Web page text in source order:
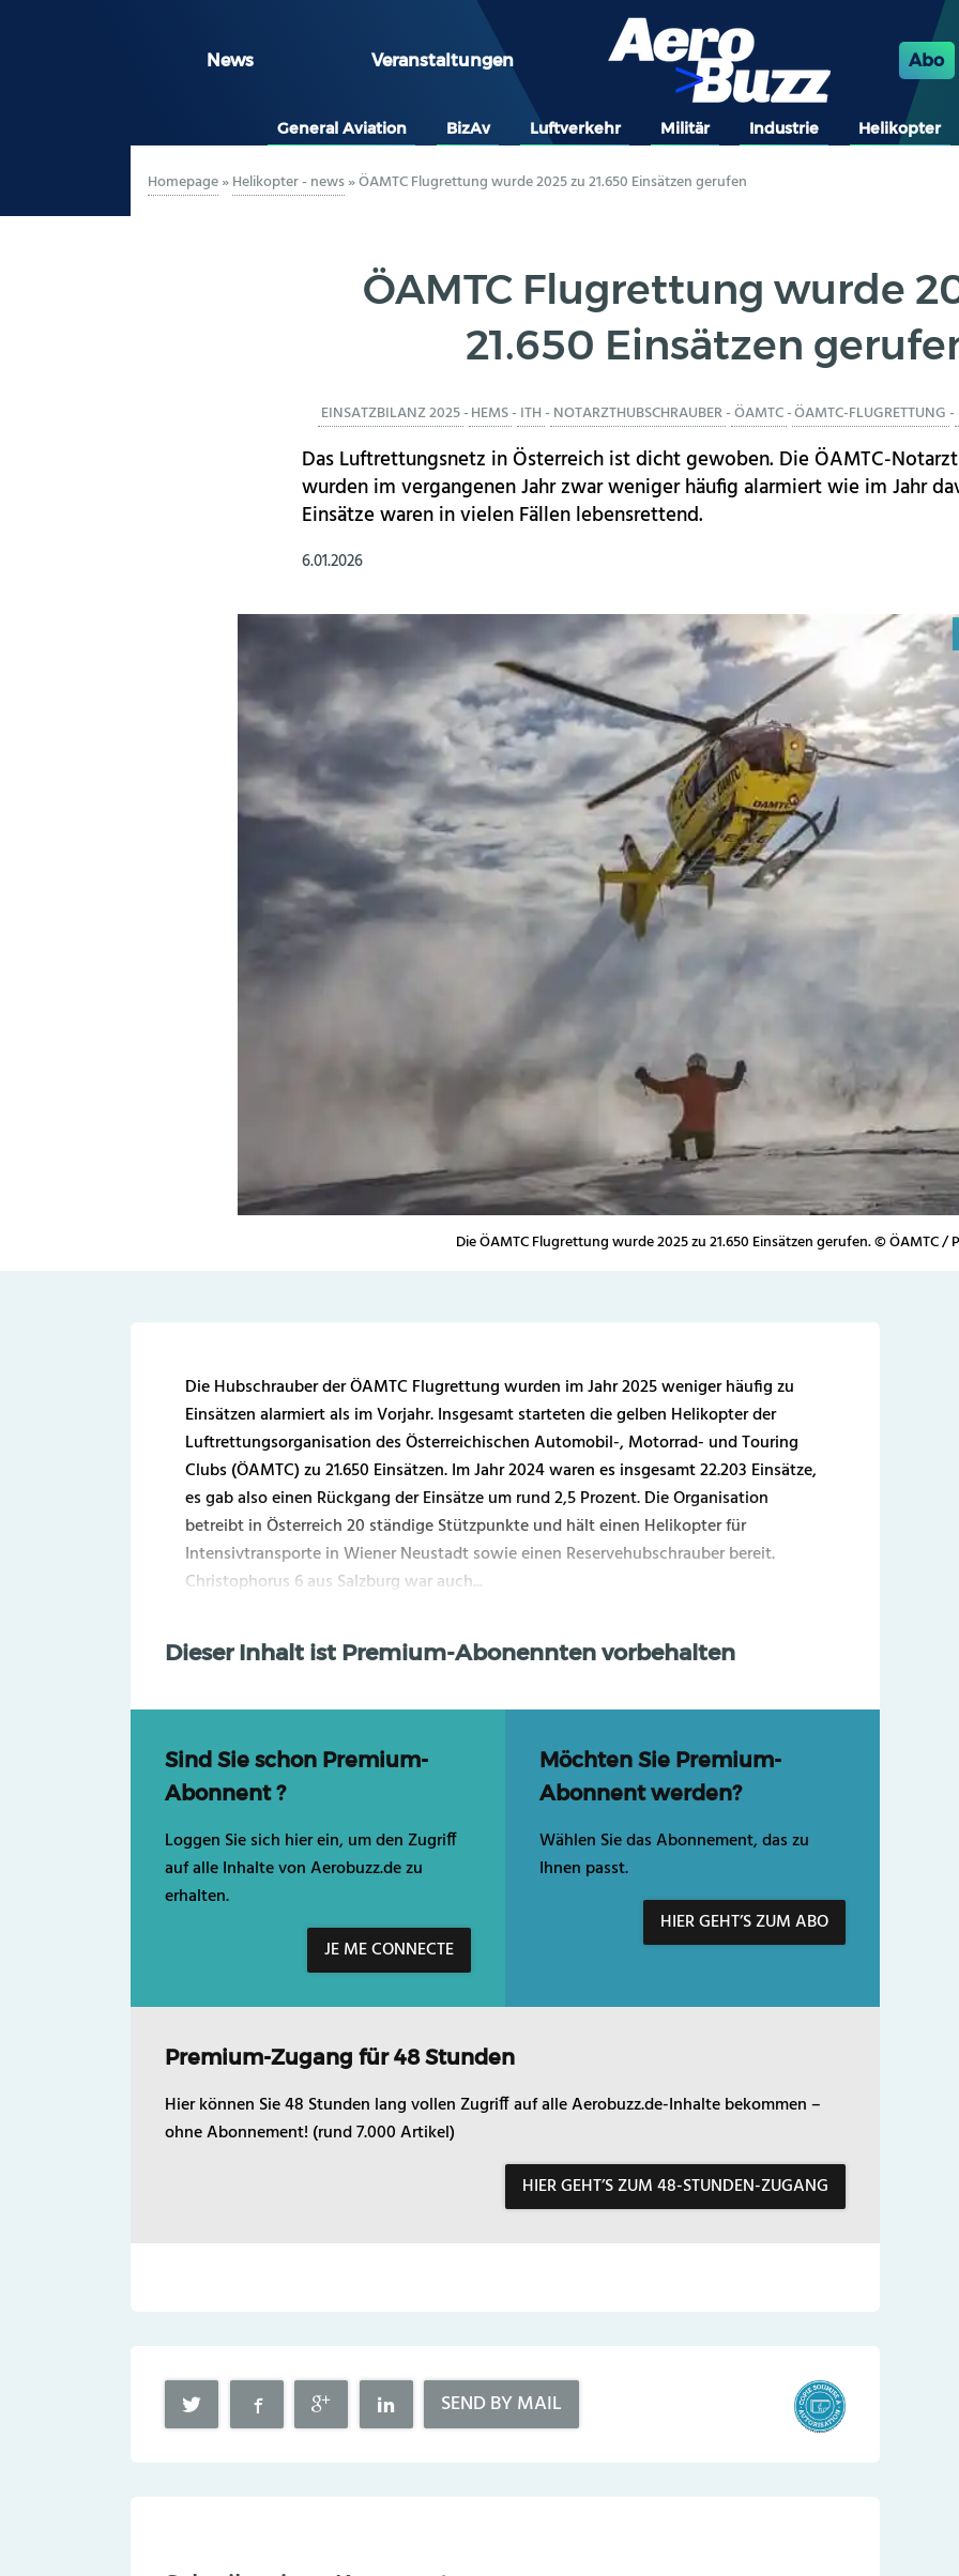
News Veranstaltungen Abo
General Aviation BizAv Luftverkehr Militär Industrie Helikopter
Homepage»Helikopter - news»ÖAMTC Flugrettung wurde 2025 zu 21.650 Einsätzen gerufen
ÖAMTC Flugrettung wurde
21.650 Einsätzen
EINSATZBILANZ 2025-HEMS- ITH- NOTARZTHUBSCHRAUBER-ÖAMTC-ÖAMTC-FLUGRETTUNG-
Das Luftrettungsnetz in Österreich ist dicht gewoben. Die ÖAMTC-
wurden im vergangenen Jahr zwar weniger häufig alarmiert wie im Jahr
Einsätze waren in vielen Fällen lebensrettend.
6.01.2026
Die ÖAMTC Flugrettung wurde 2025 zu 21.650 Einsätzen gerufen. © ÖAMTC /
Die Hubschrauber der ÖAMTC Flugrettung wurden im Jahr 2025 weniger häufig zu
Einsätzen alarmiert als im Vorjahr. Insgesamt starteten die gelben Helikopter der
Luftrettungsorganisation des Österreichischen Automobil-, Motorrad- und Touring
Clubs (ÖAMTC) zu 21.650 Einsätzen. Im Jahr 2024 waren es insgesamt 22.203 Einsätze,
es gab also einen Rückgang der Einsätze um rund 2,5 Prozent. Die Organisation
betreibt in Österreich 20 ständige Stützpunkte und hält einen Helikopter für
Intensivtransporte in Wiener Neustadt sowie einen Reservehubschrauber bereit.
Christophorus 6 aus Salzburg war auch...
Dieser Inhalt ist Premium-Abonennten vorbehalten
Sind Sie schon Premium-
Abonnent ?
Loggen Sie sich hier ein, um den Zugriff
auf alle Inhalte von Aerobuzz.de zu
erhalten.
JE ME CONNECTE
Möchten Sie Premium-
Abonnent werden?
Wählen Sie das Abonnement, das zu
Ihnen passt.
HIER GEHT’S ZUM ABO
Premium-Zugang für 48 Stunden
Hier können Sie 48 Stunden lang vollen Zugriff auf alle Aerobuzz.de-Inhalte bekommen –
ohne Abonnement! (rund 7.000 Artikel)
HIER GEHT’S ZUM 48-STUNDEN-ZUGANG
SEND BY MAIL